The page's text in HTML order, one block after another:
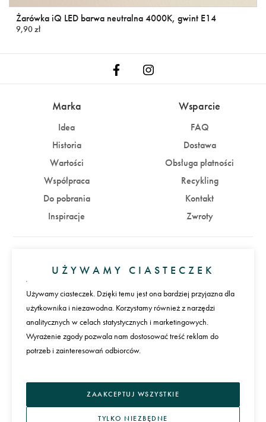
Żarówka iQ LED barwa neutralna 4000K, gwint E14
9,90 zł
Marka
Idea
Historia
Wartości
Współpraca
Do pobrania
Inspiracje
Wsparcie
FAQ
Dostawa
Obsługa płatności
Recykling
Kontakt
Zwroty
Zaloguj się Załóż konto
Płatności
Język
UŻYWAMY CIASTECZEK
Używamy ciasteczek. Dzięki temu jest ona bardziej przyjazna dla
użytkownika i niezawodna. Korzystamy również z narzędzi
analitycznych w celach statystycznych i marketingowych.
Wyrażenie zgody pozwala nam dostosować treść reklam do
potrzeb i zainteresowań odbiorców.
ZAAKCEPTUJ WSZYSTKIE
TYLKO NIEZBĘDNE